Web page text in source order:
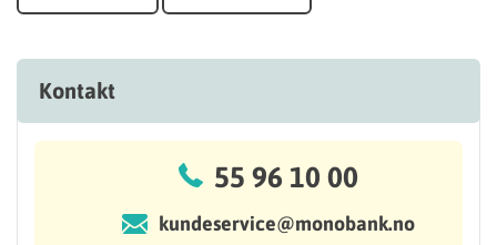
Kontakt
55 96 10 00
kundeservice@monobank.no